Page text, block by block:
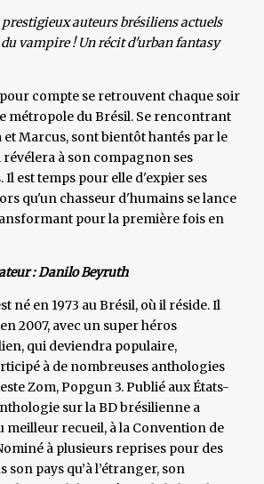
prestigieux auteurs brésiliens actuels
vampire ! Un récit d'urban fantasy
compte se retrouvent chaque soir
métropole du Brésil. Se rencontrant
et Marcus, sont bientôt hantés par le
révélera à son compagnon ses
est temps pour elle d'expier ses
qu'un chasseur d'humains se lance
pour la première fois en
: Danilo Beyruth
né en 1973 au Brésil, où il réside. Il
2007, avec un super héros
qui deviendra populaire,
à de nombreuses anthologies
Zom, Popgun 3. Publié aux États-
sur la BD brésilienne a
meilleur recueil, à la Convention de
à plusieurs reprises pour des
son pays qu’à l’étranger, son